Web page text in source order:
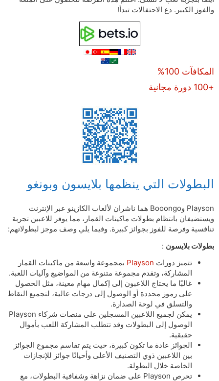
والفوز الكبير. دع الاحتفالات تبدأ!
المكافآت 100%
+100 دورة مجانية
البطولات التي ينظمها بلايسون وبونغو
Playson وBooongo هما ناشران لألعاب الكازينو عبر الإنترنت
ويستضيفان بانتظام بطولات ماكينات القمار، مما يوفر للاعبين تجربة
تنافسية وفرصة للفوز بجوائز كبيرة. وفيما يلي وصف موجز لبطولاتهم:
بطولات بلايسون :
تتميز دورات Playson بمجموعة واسعة من ماكينات القمار
المشاركة، وتقدم مجموعة متنوعة من المواضيع وآليات اللعبة.
غالبًا ما يحتاج اللاعبون إلى إكمال مهام معينة، مثل الحصول
على رموز محددة أو الوصول إلى درجات عالية، لتجميع النقاط
والتسلق في لوحة الصدارة.
يمكن لجميع اللاعبين المسجلين على منصات شركاء Playson
الوصول إلى البطولات وقد تتطلب المشاركة اللعب بأموال
حقيقية.
الجوائز عادة ما تكون كبيرة، حيث يتم تقاسم مجموع الجوائز
بين اللاعبين ذوي التصنيف الأعلى وأحيانًا جوائز للإنجازات
الخاصة خلال البطولة.
تحرص Playson على ضمان نزاهة وشفافية البطولات، مع